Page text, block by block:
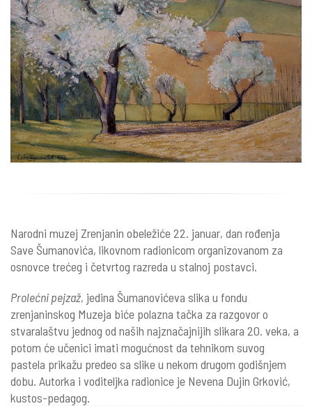
Narodni muzej Zrenjanin obeležiće 22. januar, dan rođenja
Save Šumanovića, likovnom radionicom organizovanom za
osnovce trećeg i četvrtog razreda u stalnoj postavci.
Prolećni pejzaž, jedina Šumanovićeva slika u fondu
zrenjaninskog Muzeja biće polazna tačka za razgovor o
stvaralaštvu jednog od naših najznačajnijih slikara 20. veka, a
potom će učenici imati mogućnost da tehnikom suvog
pastela prikažu predeo sa slike u nekom drugom godišnjem
dobu. Autorka i voditeljka radionice je Nevena Dujin Grković,
kustos-pedagog.